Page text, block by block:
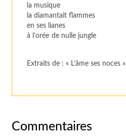
la musique
la diamantait flammes
en ses lianes
à l’orée de nulle jungle
Extraits de : « L’âme ses noces »
Commentaires